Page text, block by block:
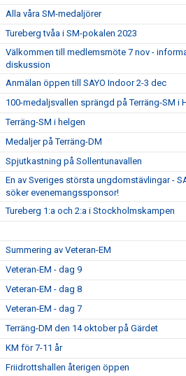
Alla våra SM-medaljörer
Tureberg tvåa i SM-pokalen 2023
Välkommen till medlemsmöte 7 nov -
diskussion
Anmälan öppen till SAYO Indoor 2-3 dec
100-medaljsvallen sprängd på Terräng-SM i
Terräng-SM i helgen
Medaljer på Terräng-DM
Spjutkastning på Sollentunavallen
En av Sveriges största ungdomstävlingar -
söker evenemangssponsor!
Tureberg 1:a och 2:a i Stockholmskampen
Summering av Veteran-EM
Veteran-EM - dag 9
Veteran-EM - dag 8
Veteran-EM - dag 7
Terräng-DM den 14 oktober på Gärdet
KM för 7-11 år
Friidrottshallen återigen öppen